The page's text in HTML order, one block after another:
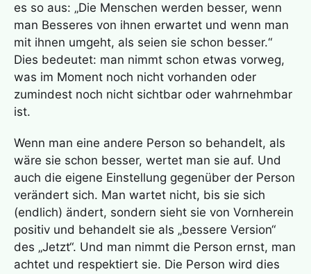
es so aus: „Die Menschen werden besser, wenn
man Besseres von ihnen erwartet und wenn man
mit ihnen umgeht, als seien sie schon besser.“
Dies bedeutet: man nimmt schon etwas vorweg,
was im Moment noch nicht vorhanden oder
zumindest noch nicht sichtbar oder wahrnehmbar
ist.
Wenn man eine andere Person so behandelt, als
wäre sie schon besser, wertet man sie auf. Und
auch die eigene Einstellung gegenüber der Person
verändert sich. Man wartet nicht, bis sie sich
(endlich) ändert, sondern sieht sie von Vornherein
positiv und behandelt sie als „bessere Version“
des „Jetzt“. Und man nimmt die Person ernst, man
achtet und respektiert sie. Die Person wird dies